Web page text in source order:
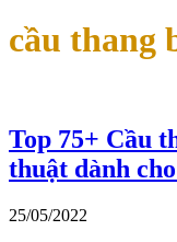
cầu thang
Top 75+ Cầu
thuật dành
25/05/2022